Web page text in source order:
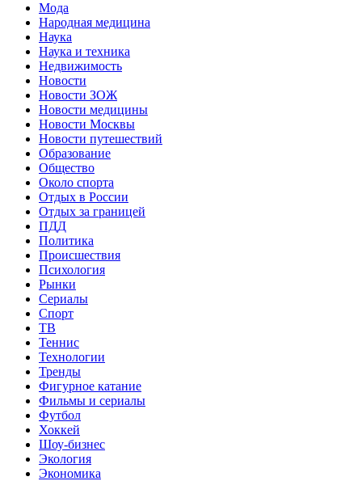
Мода
Народная медицина
Наука
Наука и техника
Недвижимость
Новости
Новости ЗОЖ
Новости медицины
Новости Москвы
Новости путешествий
Образование
Общество
Около спорта
Отдых в России
Отдых за границей
ПДД
Политика
Происшествия
Психология
Рынки
Сериалы
Спорт
ТВ
Теннис
Технологии
Тренды
Фигурное катание
Фильмы и сериалы
Футбол
Хоккей
Шоу-бизнес
Экология
Экономика